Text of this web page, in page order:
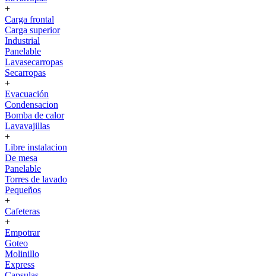
+
Carga frontal
Carga superior
Industrial
Panelable
Lavasecarropas
Secarropas
+
Evacuación
Condensacion
Bomba de calor
Lavavajillas
+
Libre instalacion
De mesa
Panelable
Torres de lavado
Pequeños
+
Cafeteras
+
Empotrar
Goteo
Molinillo
Express